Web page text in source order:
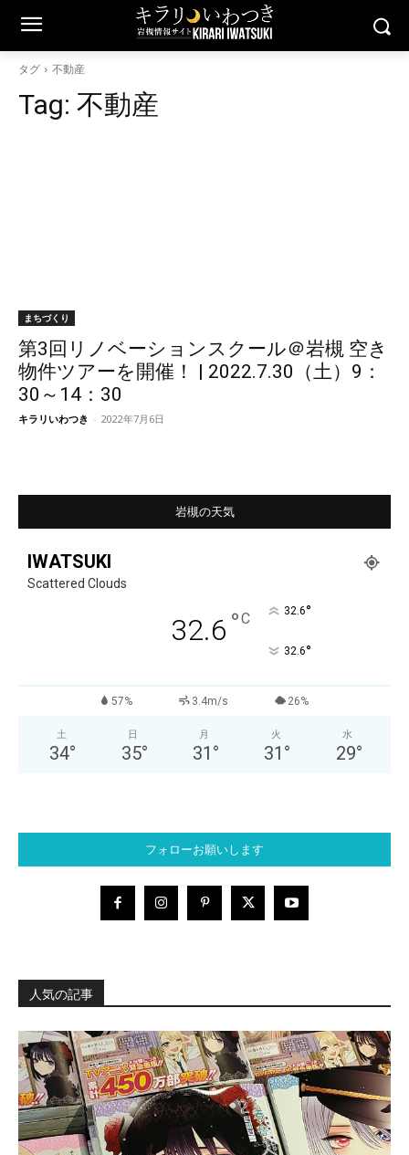
タグ 不動産
Tag: 不動産
まちづくり
第3回リノベーションスクール＠岩槻 空き
物件ツアーを開催！ | 2022.7.30（土）9：
30～14：30
キラリいわつき - 2022年7月6日
岩槻の天気
IWATSUKI
Scattered Clouds
32.6 °C 32.6°
32.6°
57% 3.4m/s 26%
土
34°
日
35°
月
31 °
火
31 °
水
29°
フォローお願いします
人気の記事